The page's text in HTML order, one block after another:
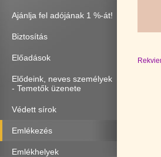
Ajánlja fel adójának 1 %-át!
Biztosítás
Előadások
Elődeink, neves személyek
- Temetők üzenete
Védett sírok
Emlékezés
Emlékhelyek